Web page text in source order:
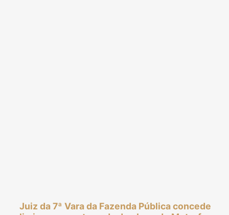
Juiz da 7ª Vara da Fazenda Pública concede